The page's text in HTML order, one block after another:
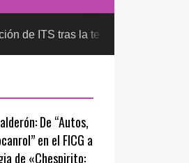
la temporada futbolera,
De “Autos,
en el FICG a
de «Chespirito: